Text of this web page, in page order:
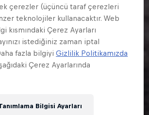
çerezler (üçüncü taraf çerezleri
teknolojiler kullanacaktır. Web
kısmındaki Çerez Ayarları
istediğiniz zaman iptal
fazla bilgiyiGizlilik Politikamızda
Çerez Ayarlarında
Bilgisi Ayarları